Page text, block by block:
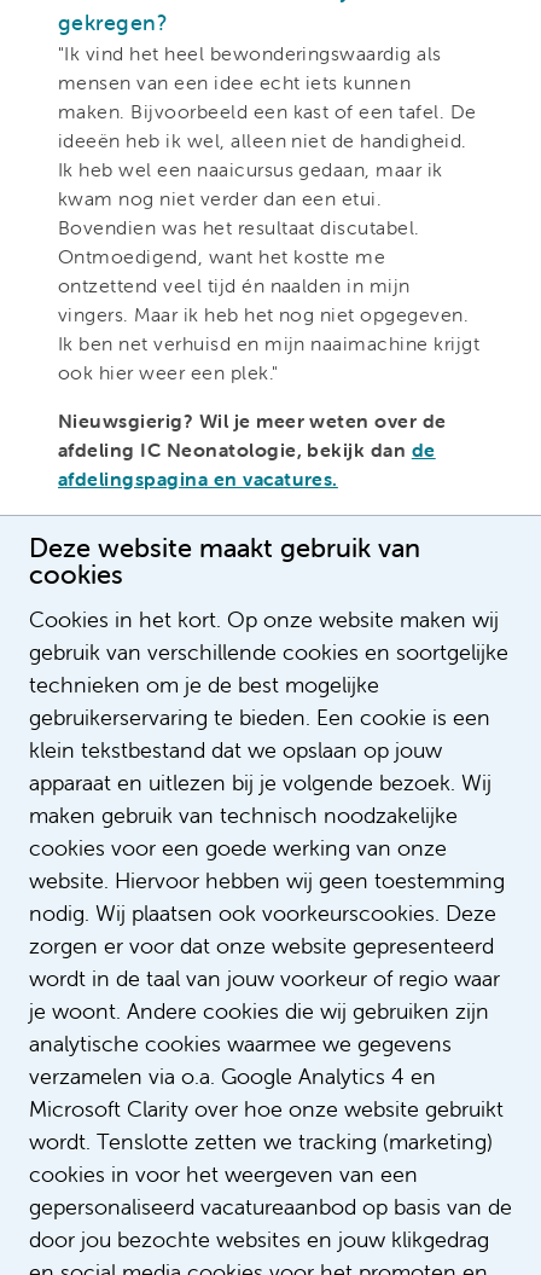
Deze website maakt gebruik van
cookies
Cookies in het kort. Op onze website maken wij
gebruik van verschillende cookies en soortgelijke
technieken om je de best mogelijke
gebruikerservaring te bieden. Een cookie is een
klein tekstbestand dat we opslaan op jouw
apparaat en uitlezen bij je volgende bezoek. Wij
maken gebruik van technisch noodzakelijke
cookies voor een goede werking van onze
website. Hiervoor hebben wij geen toestemming
nodig. Wij plaatsen ook voorkeurscookies. Deze
zorgen er voor dat onze website gepresenteerd
wordt in de taal van jouw voorkeur of regio waar
je woont. Andere cookies die wij gebruiken zijn
analytische cookies waarmee we gegevens
verzamelen via o.a. Google Analytics 4 en
Microsoft Clarity over hoe onze website gebruikt
wordt. Tenslotte zetten we tracking (marketing)
cookies in voor het weergeven van een
gepersonaliseerd vacatureaanbod op basis van de
door jou bezochte websites en jouw klikgedrag
gekregen?
"Ik vind het heel bewonderingswaardig als
mensen van een idee echt iets kunnen
maken. Bijvoorbeeld een kast of een tafel. De
ideeën heb ik wel, alleen niet de handigheid.
Ik heb wel een naaicursus gedaan, maar ik
kwam nog niet verder dan een etui.
Bovendien was het resultaat discutabel.
Ontmoedigend, want het kostte me
ontzettend veel tijd én naalden in mijn
vingers. Maar ik heb het nog niet opgegeven.
Ik ben net verhuisd en mijn naaimachine krijgt
ook hier weer een plek."
Nieuwsgierig? Wil je meer weten over de
afdeling IC Neonatologie, bekijk dan de
afdelingspagina en vacatures.
Lees meer verhalen
Digdem combineert zorg met
haar passie voor muziek